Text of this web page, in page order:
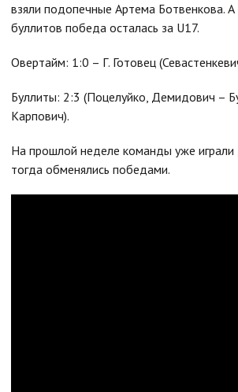
взяли подопечные Артема Ботвенкова. А
буллитов победа осталась за U17.
Овертайм: 1:0 – Г. Готовец
Буллиты: 2:3 (Поцелуйко, Демидович –
Карпович).
На прошлой неделе команды уже играли
тогда обменялись победами.